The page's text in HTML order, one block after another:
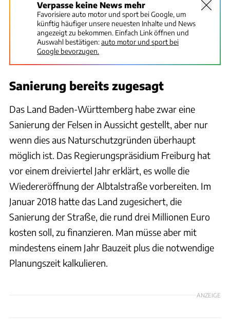
Verpasse keine News mehr
Favorisiere auto motor und sport bei Google, um
künftig häufiger unsere neuesten Inhalte und News
angezeigt zu bekommen. Einfach Link öffnen und
Auswahl bestätigen:auto motor und sport bei
Google bevorzugen.
Sanierung bereits zugesagt
Das Land Baden-Württemberg habe zwar eine
Sanierung der Felsen in Aussicht gestellt, aber nur
wenn dies aus Naturschutzgründen überhaupt
möglich ist. Das Regierungspräsidium Freiburg hat
vor einem dreiviertel Jahr erklärt, es wolle die
Wiedereröffnung der Albtalstraße vorbereiten. Im
Januar 2018 hatte das Land zugesichert, die
Sanierung der Straße, die rund drei Millionen Euro
kosten soll, zu finanzieren. Man müsse aber mit
mindestens einem Jahr Bauzeit plus die notwendige
Planungszeit kalkulieren.
ANZEIGE